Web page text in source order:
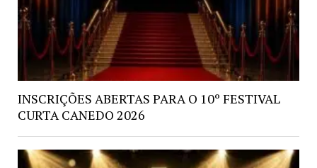
INSCRIÇÕES ABERTAS PARA O 10º FESTIVAL
CURTA CANEDO 2026